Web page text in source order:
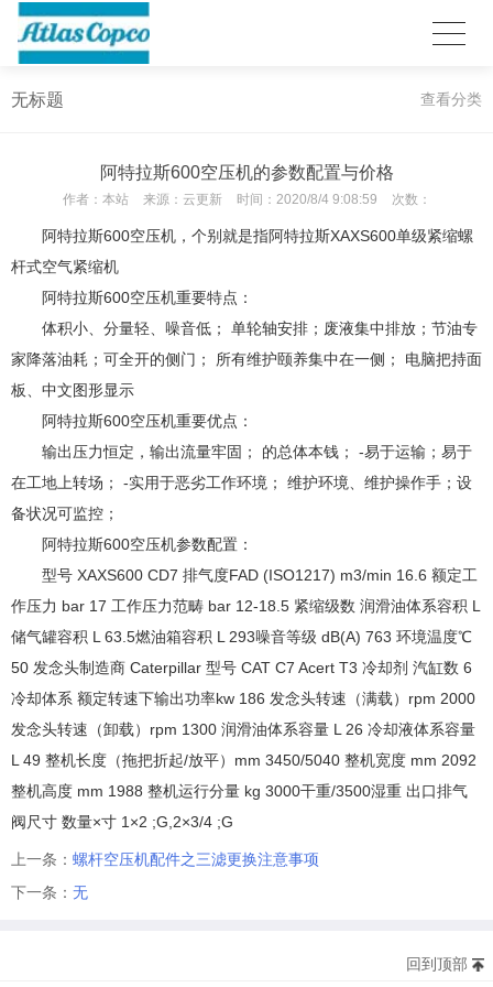
无标题 查看分类
阿特拉斯600空压机的参数配置与价格
作者： 本站 来源： 云更新 时间： 2020/8/4 9:08:59 次数：
阿特拉斯600空压机，个别就是指阿特拉斯XAXS600单级紧缩螺
杆式空气紧缩机
阿特拉斯600空压机重要特点：
体积小、分量轻、噪音低； 单轮轴安排；废液集中排放；节油专
家降落油耗；可全开的侧门； 所有维护颐养集中在一侧； 电脑把持面
板、中文图形显示
阿特拉斯600空压机重要优点：
输出压力恒定，输出流量牢固； 的总体本钱； -易于运输；易于
在工地上转场； -实用于恶劣工作环境； 维护环境、维护操作手；设
备状况可监控；
阿特拉斯600空压机参数配置：
型号 XAXS600 CD7 排气度FAD (ISO1217) m3/min 16.6 额定工
作压力 bar 17 工作压力范畴 bar 12-18.5 紧缩级数 润滑油体系容积 L
储气罐容积 L 63.5燃油箱容积 L 293噪音等级 dB(A) 763 环境温度℃
50 发念头制造商 Caterpillar 型号 CAT C7 Acert T3 冷却剂 汽缸数 6
冷却体系 额定转速下输出功率kw 186 发念头转速（满载）rpm 2000
发念头转速（卸载）rpm 1300 润滑油体系容量 L 26 冷却液体系容量
L 49 整机长度（拖把折起/放平）mm 3450/5040 整机宽度 mm 2092
整机高度 mm 1988 整机运行分量 kg 3000干重/3500湿重 出口排气
阀尺寸 数量×寸 1×2 ;G,2×3/4 ;G
上一条： 螺杆空压机配件之三滤更换注意事项
下一条： 无
回到顶部